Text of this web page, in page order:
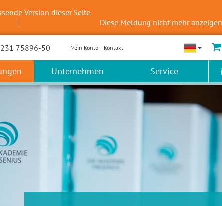
Version dieser Seite
Diese Meldung nicht mehr anzeigen
75896-50 Mein Konto Kontakt
Unternehmen Service